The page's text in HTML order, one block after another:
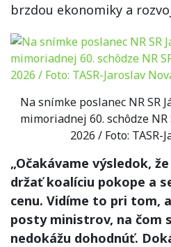
brzdou ekonomiky a
Na snímke poslanec NR SR
mimoriadnej 60. schôdze
2026 / Foto: TASR-
„Očakávame výsledok,
držať koalíciu pokope a
cenu. Vidíme to pri tom,
posty ministrov, na čom
nedokážu dohodnúť.